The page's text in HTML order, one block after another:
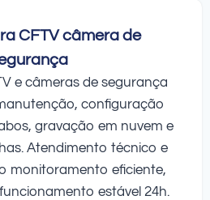
CFTV câmera de
e câmeras de segurança
configuração
gravação em nuvem e
Atendimento técnico e
monitoramento eficiente,
estável 24h.